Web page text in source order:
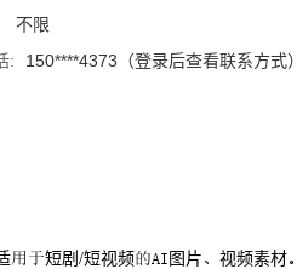
不限
:
150****4373（登录后查看联系方式）
短剧/短视频图片视频素材